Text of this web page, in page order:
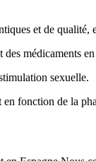
et de qualité,
médicaments
sexuelle.
fonction de la